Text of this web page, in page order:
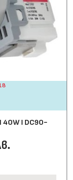
40W І DC90-